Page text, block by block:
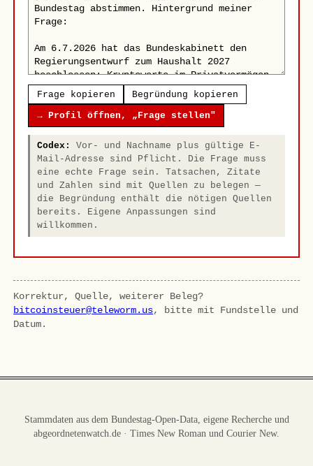
Frage kopieren Begründung kopieren
→ Profil öffnen, „Frage stellen"
Codex:
Vor- und Nachname plus gültige E-
Mail-Adresse sind Pflicht. Die Frage muss
eine echte Frage sein. Tatsachen, Zitate
und Zahlen sind mit Quellen zu belegen —
die Begründung enthält die nötigen Quellen
bereits. Eigene Anpassungen sind
willkommen.
Korrektur, Quelle, weiterer Beleg?
bitcoinsteuer@teleworm.us, bitte mit Fundstelle und
Datum.
Stammdaten aus dem Bundestag-Open-Data, eigene Recherche und
abgeordnetenwatch.de · Times New Roman und Courier New.